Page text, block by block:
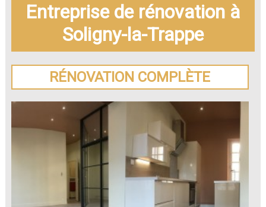
Entreprise de rénovation à
Soligny-la-Trappe
RÉNOVATION COMPLÈTE